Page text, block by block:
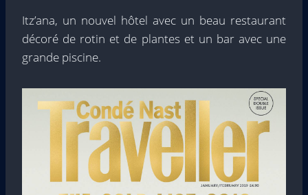
Itz’ana, un nouvel hôtel avec un beau restaurant
décoré de rotin et de plantes et un bar avec une
grande piscine.